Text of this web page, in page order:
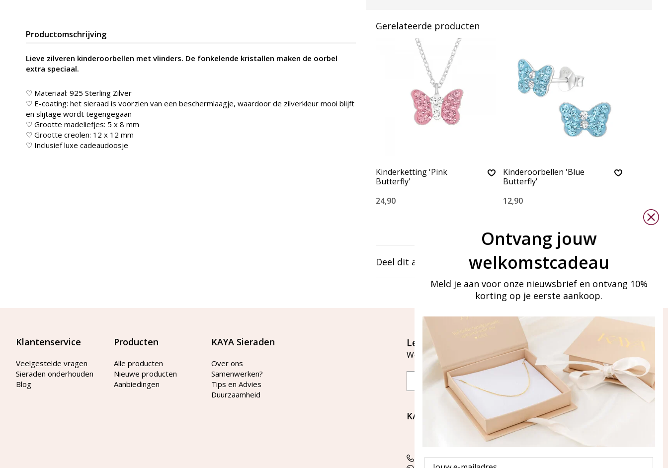
Productomschrijving
Lieve zilveren kinderoorbellen met vlinders. De fonkelende kristallen maken de oorbel
extra speciaal.
♡ Materiaal: 925 Sterling Zilver
♡ E-coating: het sieraad is voorzien van een beschermlaagje, waardoor de zilverkleur mooi blijft
en slijtage wordt tegengegaan
♡ Grootte madeliefjes: 5 x 8 mm
♡ Grootte creolen: 12 x 12 mm
♡ Inclusief luxe cadeaudoosje
Gerelateerde producten
Kinderketting 'Pink
Butterfly'
24,90
Kinderoorbellen 'Blue
Butterfly'
12,90
Deel dit artikel
Klantenservice
Veelgestelde vragen
Sieraden onderhouden
Blog
Producten
Alle producten
Nieuwe producten
Aanbiedingen
KAYA Sieraden
Over ons
Samenwerken?
Tips en Advies
Duurzaamheid
Let's stay in touch
Word lid van onze mailinglijst
KAYA Sieraden
Bellen of WhatsApp Ma-Vr
tussen 09:00-17:00
Tel: 085 000 31 87
Ontvang jouw
welkomstcadeau
Meld je aan voor onze nieuwsbrief en ontvang 10%
korting op je eerste aankoop.
Email